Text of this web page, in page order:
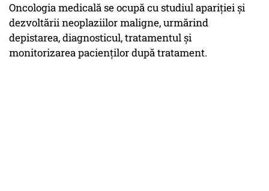
Oncologia medicală se ocupă cu studiul apariției și
dezvoltării neoplaziilor maligne, urmărind
depistarea, diagnosticul, tratamentul și
monitorizarea pacienților după tratament.